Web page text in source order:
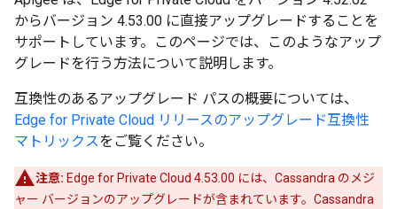
からバージョン 4.53.00 に直接アップグレードすることを
サポートしています。このページでは、このようなアップ
グレードを行う方法について説明します。
互換性のあるアップグレード パスの概要については、
Edge for Private Cloud リリースのアップグレード互換性
マトリックスをご覧ください。
注意: Edge for Private Cloud 4.53.00 には、Cassandra のメジ
ャー バージョンのアップグレードが含まれています。Cassandra